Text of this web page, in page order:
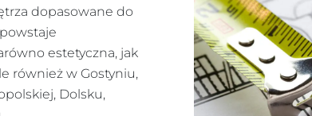
dopasowane do
estetyczna, jak
również w Gostyniu,
Dolsku,